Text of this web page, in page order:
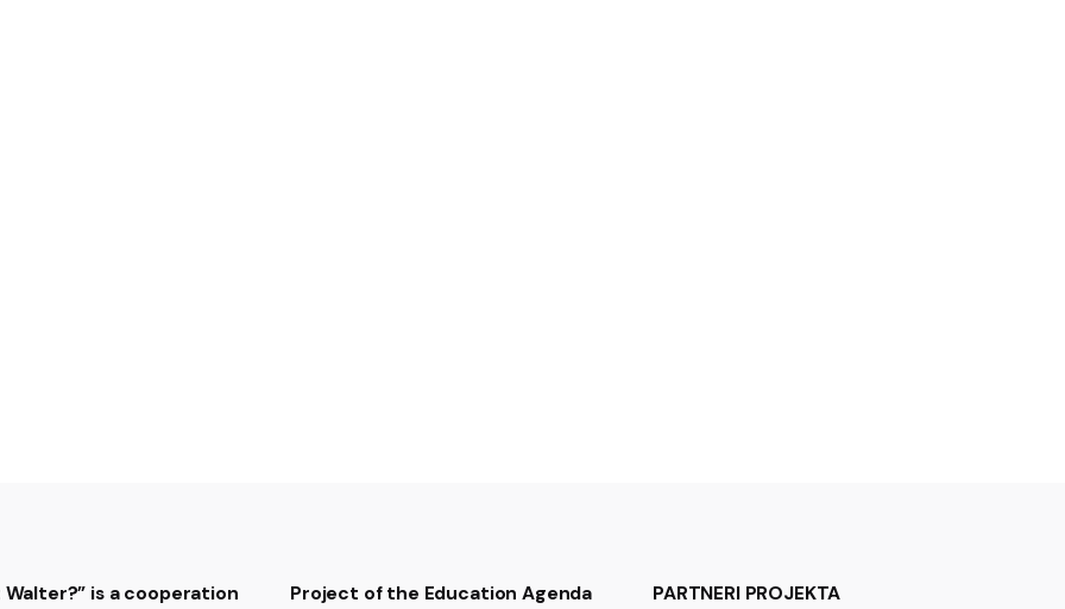
Walter?” is a cooperation
Project of the Education Agenda
PARTNERI PROJEKTA